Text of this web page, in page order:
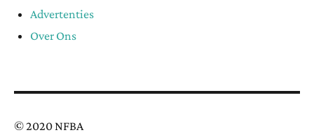
Advertenties
Over Ons
© 2020 NFBA